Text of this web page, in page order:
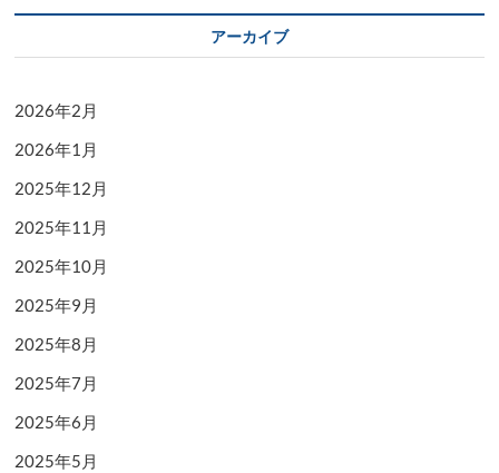
アーカイブ
2026年2月
2026年1月
2025年12月
2025年11月
2025年10月
2025年9月
2025年8月
2025年7月
2025年6月
2025年5月